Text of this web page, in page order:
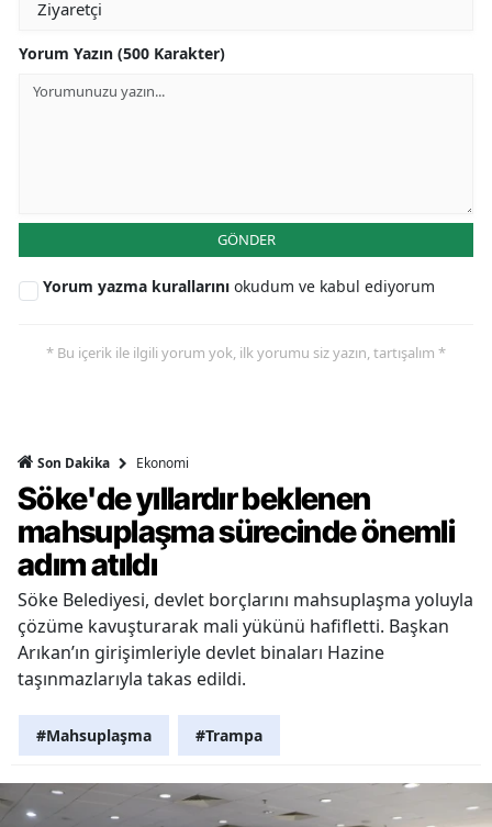
Yorum Yazın (500 Karakter)
GÖNDER
Yorum yazma kurallarını okudum ve kabul ediyorum
* Bu içerik ile ilgili yorum yok, ilk yorumu siz yazın, tartışalım *
Son Dakika Ekonomi
Söke'de yıllardır beklenen
mahsuplaşma sürecinde önemli
adım atıldı
Söke Belediyesi, devlet borçlarını mahsuplaşma yoluyla
çözüme kavuşturarak mali yükünü hafifletti. Başkan
Arıkan’ın girişimleriyle devlet binaları Hazine
taşınmazlarıyla takas edildi.
#Mahsuplaşma #Trampa